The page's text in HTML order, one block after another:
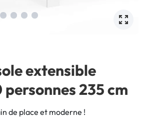
extensible
personnes 235 cm
de place et moderne !